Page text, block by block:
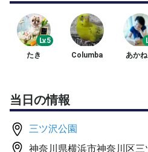
Lv.5
たき
Columba
あかね
当日の情報
三ツ沢公園
神奈川県横浜市神奈川区三